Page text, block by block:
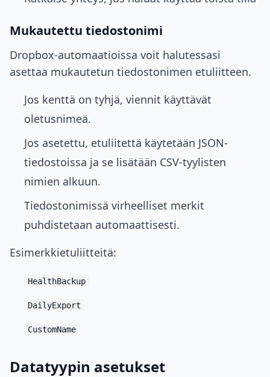
Mukautettu tiedostonimi
Dropbox-automaatioissa voit halutessasi
asettaa mukautetun tiedostonimen etuliitteen.
Jos kenttä on tyhjä, viennit käyttävät
oletusnimeä.
Jos asetettu, etuliitettä käytetään JSON-
tiedostoissa ja se lisätään CSV-tyylisten
nimien alkuun.
Tiedostonimissä virheelliset merkit
puhdistetaan automaattisesti.
Esimerkkietuliitteitä:
HealthBackup
DailyExport
CustomName
Datatyypin asetukset